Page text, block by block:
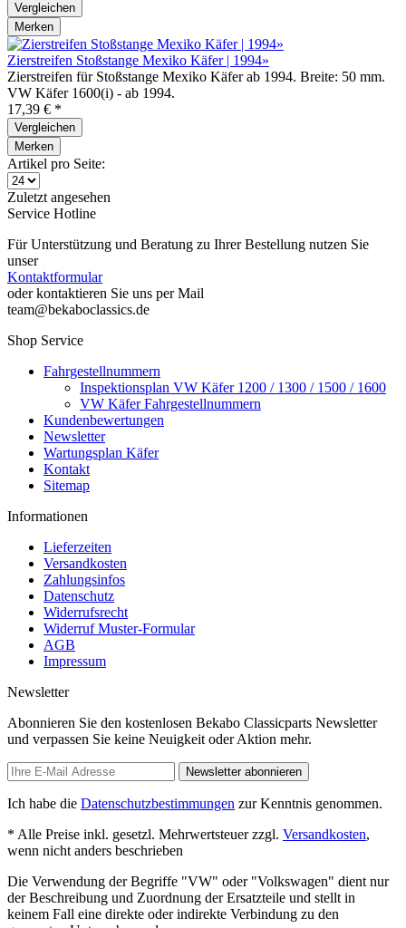
Vergleichen
Merken
Zierstreifen Stoßstange Mexiko Käfer | 1994»
Zierstreifen für Stoßstange Mexiko Käfer ab 1994. Breite: 50 mm.
VW Käfer 1600(i) - ab 1994.
17,39 € *
Vergleichen
Merken
Artikel pro Seite:
Zuletzt angesehen
Service Hotline
Für Unterstützung und Beratung zu Ihrer Bestellung nutzen Sie
unser
Kontaktformular
oder kontaktieren Sie uns per Mail
team@bekaboclassics.de
Shop Service
Fahrgestellnummern
Inspektionsplan VW Käfer 1200 / 1300 / 1500 / 1600
VW Käfer Fahrgestellnummern
Kundenbewertungen
Newsletter
Wartungsplan Käfer
Kontakt
Sitemap
Informationen
Lieferzeiten
Versandkosten
Zahlungsinfos
Datenschutz
Widerrufsrecht
Widerruf Muster-Formular
AGB
Impressum
Newsletter
Abonnieren Sie den kostenlosen Bekabo Classicparts Newsletter
und verpassen Sie keine Neuigkeit oder Aktion mehr.
Newsletter abonnieren
Ich habe die Datenschutzbestimmungen zur Kenntnis genommen.
* Alle Preise inkl. gesetzl. Mehrwertsteuer zzgl. Versandkosten,
wenn nicht anders beschrieben
Die Verwendung der Begriffe "VW" oder "Volkswagen" dient nur
der Beschreibung und Zuordnung der Ersatzteile und stellt in
keinem Fall eine direkte oder indirekte Verbindung zu den